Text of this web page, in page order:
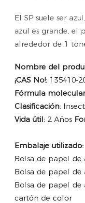
El SP suele ser
azul es grande, el
alrededor de 1
Nombre del
¡CAS No!: 135410-
Fórmula
Clasificación:
Vida útil: 2 Años
Embalaje utilizado:
Bolsa de papel de
Bolsa de papel de
Bolsa de papel de
cartón de color